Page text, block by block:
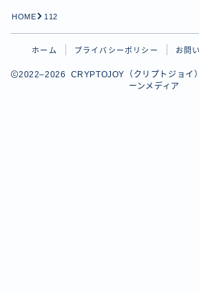
HOME 112
ホーム プライバシーポリシー お問
2022–2026 CRYPTOJOY（クリプトジョイ
ーンメディア